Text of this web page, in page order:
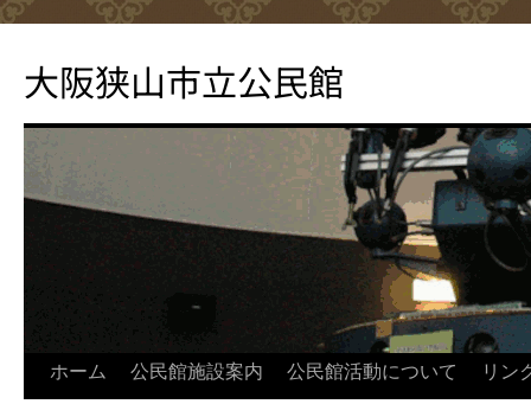
テ
ン
ッ
大阪狭山市立公民館
ホーム 公民館施設案内 公民館活動について リン